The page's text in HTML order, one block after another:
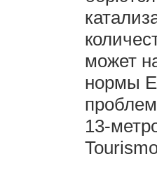
может
нормы
13-